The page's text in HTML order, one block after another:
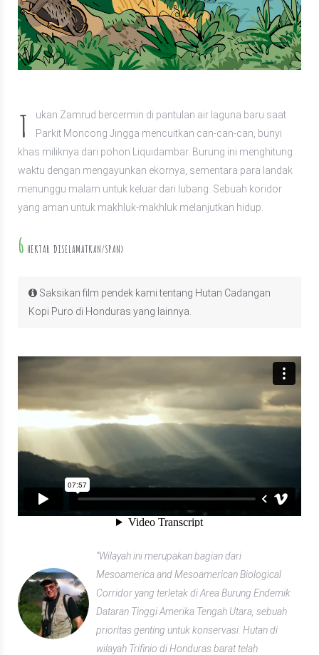
T
ukan Zamrud bercermin di pantulan air laguna baru saat
Parkit Moncong Jingga mencuitkan can-can-can, bunyi
khas miliknya dari pohon Liquidambar. Burung ini menghitung
waktu dengan mengayunkan ekornya, sementara para landak
menunggu malam untuk keluar dari lubang. Sebuah koridor
yang aman untuk makhluk-makhluk melanjutkan hidup.
6 HEKTAR DISELAMATKAN/SPAN>
Saksikan film pendek kami tentang Hutan Cadangan
Kopi Puro di Honduras yang lainnya.
“Wilayah ini merupakan bagian dari
Mesoamerica and Mesoamerican Biological
Corridor yang terletak di Area Burung Endemik
Dataran Tinggi Amerika Tengah Utara, sebuah
prioritas genting untuk konservasi. Hutan di
wilayah Trifinio di Honduras barat telah